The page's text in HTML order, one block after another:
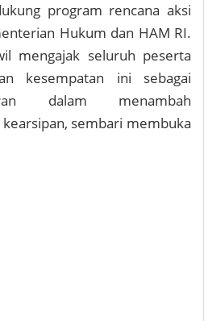
program rencana aksi
Hukum dan HAM RI.
mengajak seluruh peserta
kesempatan ini sebagai
dalam menambah
sembari membuka